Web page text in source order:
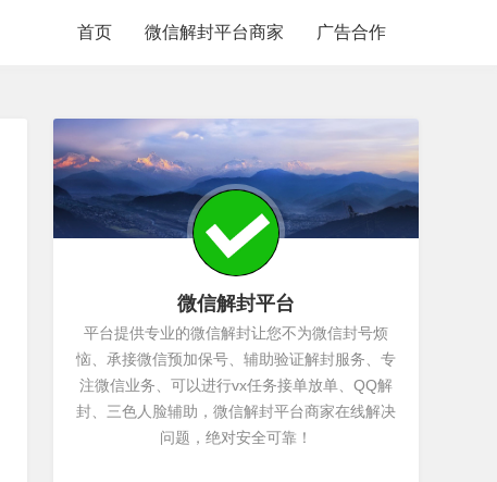
首页 微信解封平台商家 广告合作
微信解封平台
平台提供专业的微信解封让您不为微信封号烦
恼、承接微信预加保号、辅助验证解封服务、专
注微信业务、可以进行vx任务接单放单、QQ解
封、三色人脸辅助，微信解封平台商家在线解决
问题，绝对安全可靠！